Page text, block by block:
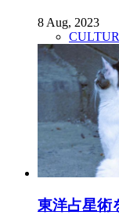
8 Aug, 2023
東洋占星術